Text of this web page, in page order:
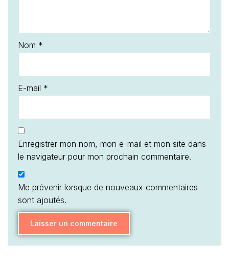
Nom *
E-mail *
Enregistrer mon nom, mon e-mail et mon site dans
le navigateur pour mon prochain commentaire.
Me prévenir lorsque de nouveaux commentaires
sont ajoutés.